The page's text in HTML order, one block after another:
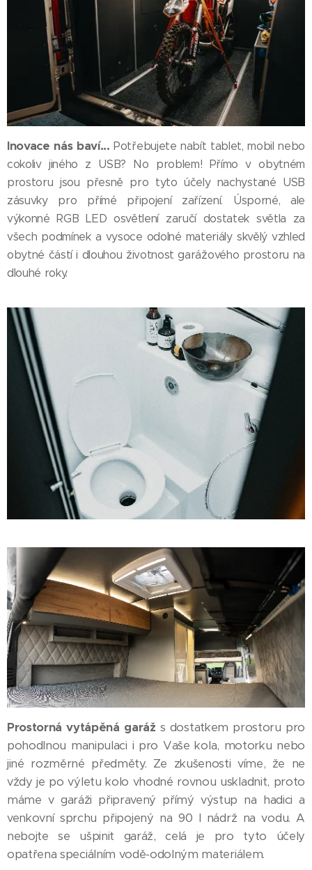
Inovace nás baví... Potřebujete nabít tablet, mobil nebo
cokoliv jiného z USB? No problem! Přímo v obytném
prostoru jsou přesně pro tyto účely nachystané USB
zásuvky pro přímé připojení zařízení. Úsporné, ale
výkonné RGB LED osvětlení zaručí dostatek světla za
všech podmínek a vysoce odolné materiály skvělý vzhled
obytné částí i dlouhou životnost garážového prostoru na
dlouhé roky.
Prostorná vytápěná garáž s dostatkem prostoru pro
pohodlnou manipulaci i pro Vaše kola, motorku nebo
jiné rozměrné předměty. Ze zkušenosti víme, že ne
vždy je po výletu kolo vhodné rovnou uskladnit, proto
máme v garáži připravený přímý výstup na hadici a
venkovní sprchu připojený na 90 l nádrž na vodu. A
nebojte se ušpinit garáž, celá je pro tyto účely
opatřena speciálním vodě-odolným materiálem.